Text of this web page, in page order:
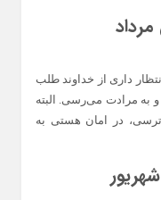
داری از خداوند طلب
به مرادت می‌رسی. البته
در امان هستی به